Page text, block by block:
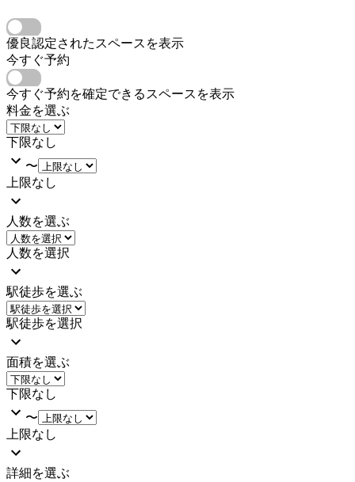
優良認定されたスペースを表示
今すぐ予約
今すぐ予約を確定できるスペースを表示
料金を選ぶ
下限なし
〜
上限なし
人数を選ぶ
人数を選択
駅徒歩を選ぶ
駅徒歩を選択
面積を選ぶ
下限なし
〜
上限なし
詳細を選ぶ